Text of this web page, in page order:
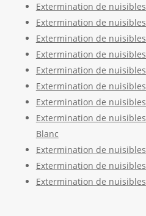
Extermination de
Extermination de
Extermination de
Extermination de
Extermination de
Extermination de
Extermination de
Extermination de
Blanc
Extermination de
Extermination de
Extermination de